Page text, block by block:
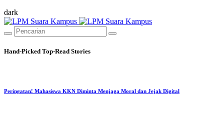
dark
Hand-Picked Top-Read Stories
Peringatan! Mahasiswa KKN Diminta Menjaga Moral dan Jejak Digital